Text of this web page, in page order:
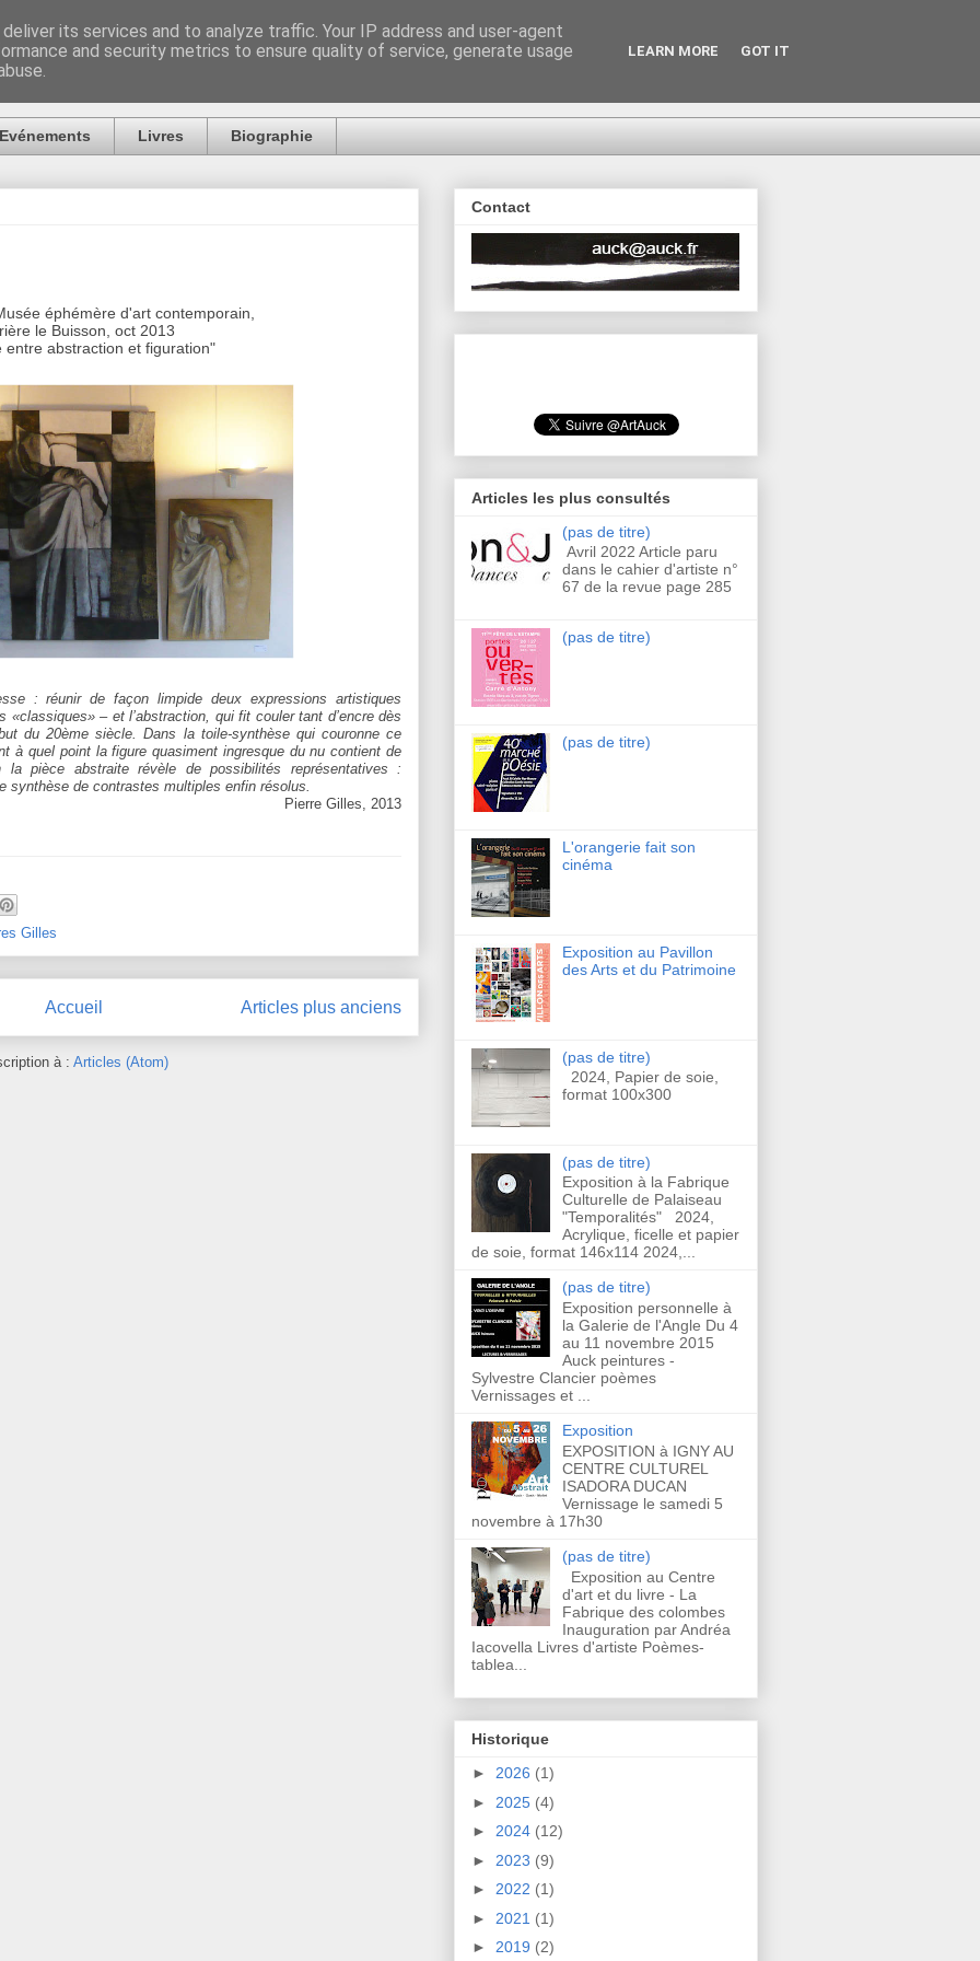
Evénements Livres Biographie
éphémère d'art contemporain,
le Buisson, oct 2013
entre abstraction et figuration"
: réunir de façon limpide deux expressions artistiques
– et l’abstraction, qui fit couler tant d’encre dès
du 20ème siècle. Dans la toile-synthèse qui couronne ce
à quel point la figure quasiment ingresque du nu contient de
la pièce abstraite révèle de possibilités représentatives :
synthèse de contrastes multiples enfin résolus.
Pierre Gilles, 2013
Gilles
Articles plus anciens
Accueil
à : Articles (Atom)
Contact
Articles les plus consultés
(pas de titre)
Avril 2022 Article paru
dans le cahier d'artiste n°
67 de la revue page 285
(pas de titre)
(pas de titre)
L'orangerie fait son
cinéma
Exposition au Pavillon
des Arts et du Patrimoine
(pas de titre)
2024, Papier de soie,
format 100x300
(pas de titre)
Exposition à la Fabrique
Culturelle de Palaiseau
"Temporalités" 2024,
Acrylique, ficelle et papier
de soie, format 146x114 2024,...
(pas de titre)
Exposition personnelle à
la Galerie de l'Angle Du 4
au 11 novembre 2015
Auck peintures -
Sylvestre Clancier poèmes
Vernissages et ...
Exposition
EXPOSITION à IGNY AU
CENTRE CULTUREL
ISADORA DUCAN
Vernissage le samedi 5
novembre à 17h30
(pas de titre)
Exposition au Centre
d'art et du livre - La
Fabrique des colombes
Inauguration par Andréa
Iacovella Livres d'artiste Poèmes-
tablea...
Historique
► 2026 (1)
► 2025 (4)
► 2024 (12)
► 2023 (9)
► 2022 (1)
► 2021 (1)
► 2019 (2)
its services and to analyze traffic. Your IP address and user-agent
and security metrics to ensure quality of service, generate usage
LEARN MORE GOT IT